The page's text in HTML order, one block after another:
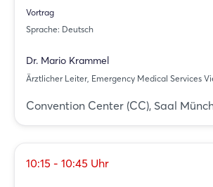
Vortrag
Sprache: Deutsch
Dr. Mario Krammel
Ärztlicher Leiter, Emergency Medical Services
Convention Center (CC), Saal
10:15 - 10:45 Uhr
Noch nicht angemeldet?